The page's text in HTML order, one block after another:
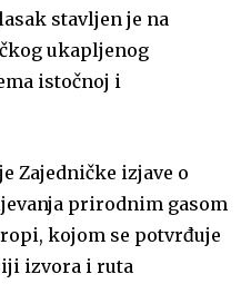
stavljen je na
ukapljenog
istočnoj i
Zajedničke izjave o
prirodnim gasom
kojom se potvrđuje
izvora i ruta